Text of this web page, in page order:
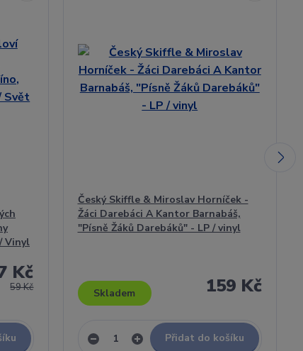
Vinyl
59 Kč
Kč
Český Skiffle & Miroslav Horníček -
Žáci Darebáci A Kantor Barnabáš,
"Písně Žáků Darebáků" - LP / vinyl
159 Kč
Skladem
Přidat do košíku